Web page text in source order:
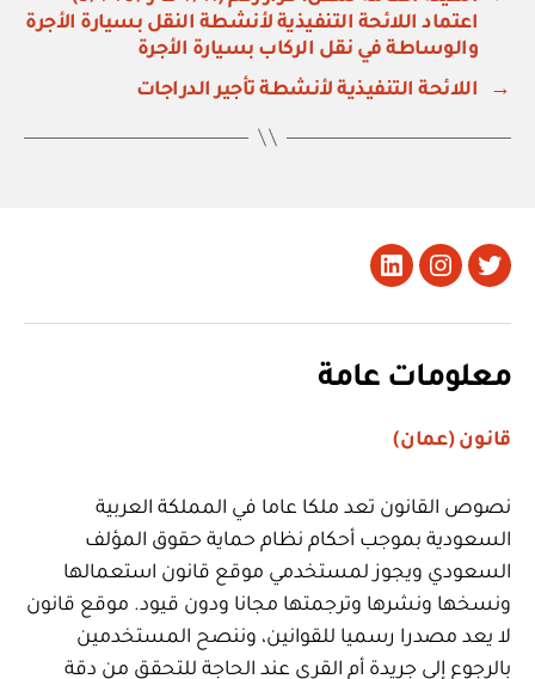
اعتماد اللائحة التنفيذية لأنشطة النقل بسيارة الأجرة
والوساطة في نقل الركاب بسيارة الأجرة
→
اللائحة التنفيذية لأنشطة تأجير الدراجات
تويتر Instagram
LinkedIn
معلومات عامة
قانون (عمان)
نصوص القانون تعد ملكا عاما في المملكة العربية
السعودية بموجب أحكام نظام حماية حقوق المؤلف
السعودي ويجوز لمستخدمي موقع قانون استعمالها
ونسخها ونشرها وترجمتها مجانا ودون قيود. موقع قانون
لا يعد مصدرا رسميا للقوانين، وننصح المستخدمين
بالرجوع إلى جريدة أم القرى عند الحاجة للتحقق من دقة